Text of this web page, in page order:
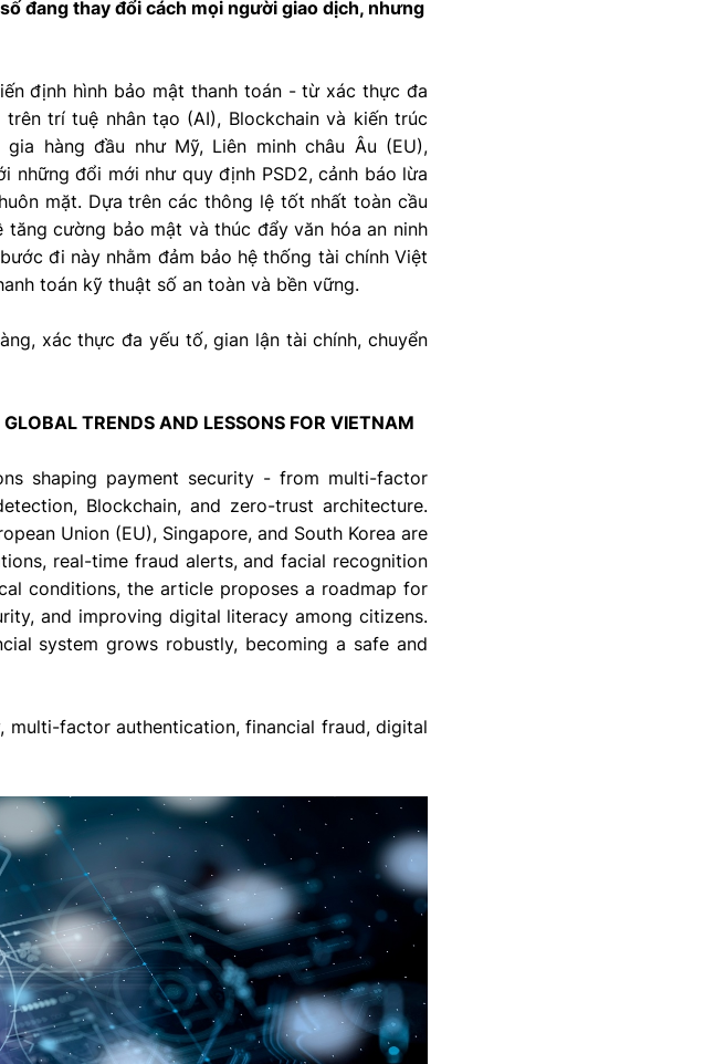
đang thay đổi cách mọi người giao dịch, nhưng
định hình bảo mật thanh toán - từ xác thực đa
trí tuệ nhân tạo (AI), Blockchain và kiến ​​trúc
hàng đầu như Mỹ, Liên minh châu Âu (EU),
những đổi mới như quy định PSD2, cảnh báo lừa
mặt. Dựa trên các thông lệ tốt nhất toàn cầu
cường bảo mật và thúc đẩy văn hóa an ninh
đi này nhằm đảm bảo hệ thống tài chính Việt
toán kỹ thuật số an toàn và bền vững.
xác thực đa yếu tố, gian lận tài chính, chuyển
TRENDS AND LESSONS FOR VIETNAM
shaping payment security - from multi-factor
Blockchain, and zero-trust architecture.
Union (EU), Singapore, and South Korea are
real-time fraud alerts, and facial recognition
conditions, the article proposes a roadmap for
and improving digital literacy among citizens.
system grows robustly, becoming a safe and
multi-factor authentication, financial fraud, digital